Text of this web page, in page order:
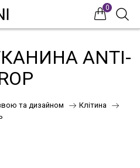
0
ANTI-
та дизайном
Клітина